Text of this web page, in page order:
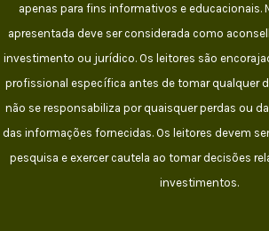
apenas para fins informativos e educacionais.
apresentada deve ser considerada como
investimento ou jurídico. Os leitores são
profissional específica antes de tomar qualquer
não se responsabiliza por quaisquer perdas ou
das informações fornecidas. Os leitores devem
pesquisa e exercer cautela ao tomar decisões
investimentos.